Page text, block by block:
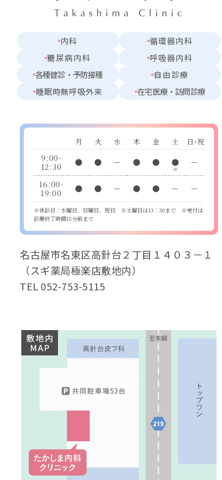
内科
循環器内科
糖尿病内科
呼吸器内科
各種健診・予防接種
自由診療
睡眠時無呼吸外来
在宅医療・訪問診療
月 火 水 木 金 土 日・祝
9:00-
12:30
● ● ー ● ● ●
※
ー
16:00-
19:00
● ● ー ● ● ー ー
※休診日：水曜日、日曜日、祝日 ※土曜日は13：30まで ※受付は
診療終了時間15分前まで
名古屋市名東区高針台２丁目１４０３－１
（スギ薬局極楽店敷地内）
TEL 052-753-5115